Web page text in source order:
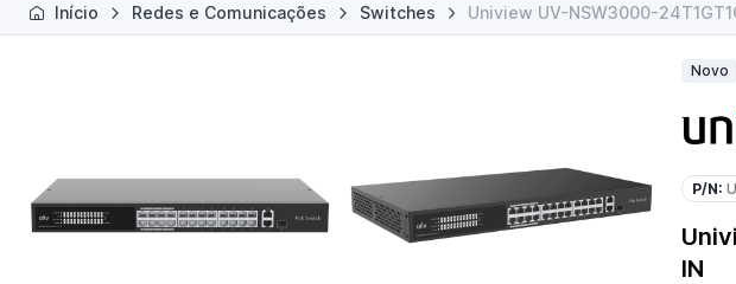
Início Redes e Comunicações Switches Uniview UV-NSW3000-
Novo
P/N:
IN